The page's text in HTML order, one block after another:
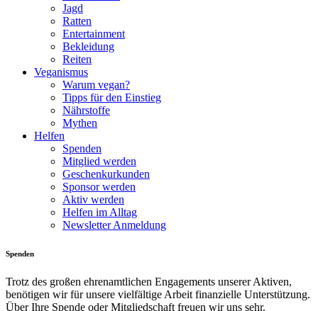
Jagd
Ratten
Entertainment
Bekleidung
Reiten
Veganismus
Warum vegan?
Tipps für den Einstieg
Nährstoffe
Mythen
Helfen
Spenden
Mitglied werden
Geschenkurkunden
Sponsor werden
Aktiv werden
Helfen im Alltag
Newsletter Anmeldung
Spenden
Trotz des großen ehrenamtlichen Engagements unserer Aktiven,
benötigen wir für unsere vielfältige Arbeit finanzielle Unterstützung.
Über Ihre Spende oder Mitgliedschaft freuen wir uns sehr.